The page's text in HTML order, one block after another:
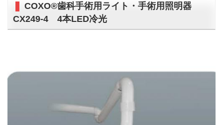
COXO®歯科手術用ライト・手術用照明器
CX249-4 4本LED冷光